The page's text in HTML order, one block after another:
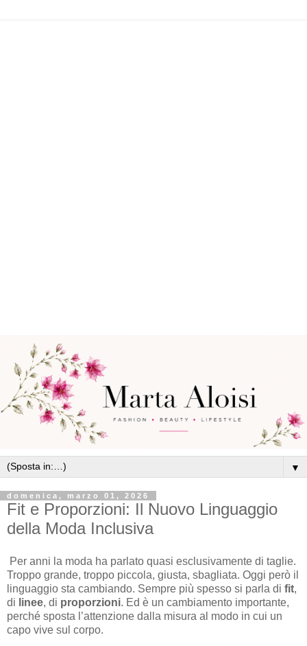
▼
domenica, marzo 01, 2026
Fit e Proporzioni: Il Nuovo Linguaggio
della Moda Inclusiva
Per anni la moda ha parlato quasi esclusivamente di taglie.
Troppo grande, troppo piccola, giusta, sbagliata. Oggi però il
linguaggio sta cambiando. Sempre più spesso si parla di fit,
di linee, di proporzioni. Ed è un cambiamento importante,
perché sposta l’attenzione dalla misura al modo in cui un
capo vive sul corpo.